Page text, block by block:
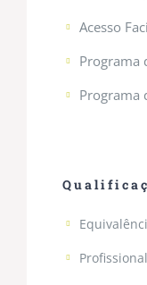
Acesso
Programa
Programa